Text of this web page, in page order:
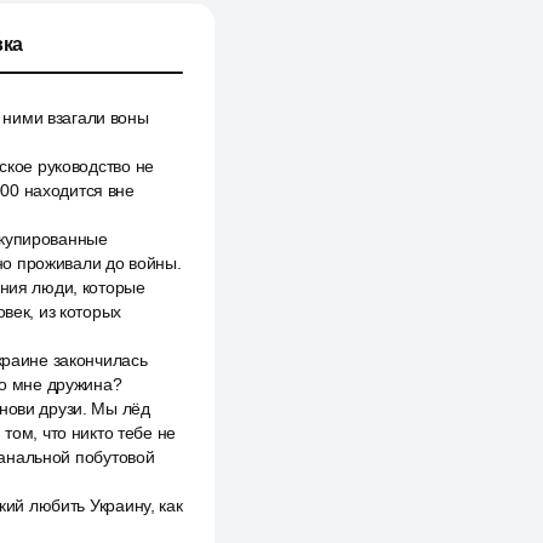
взагали воны
руководство не
находится вне
проживали до войны.
люди, которые
из которых
закончилась
мне дружина?
друзи. Мы лёд
что никто тебе не
побутовой
любить Украину, как